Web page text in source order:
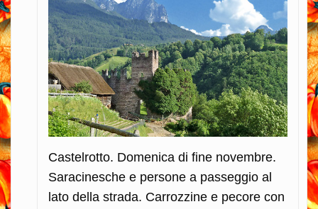
Castelrotto. Domenica di fine novembre.
Saracinesche e persone a passeggio al
lato della strada. Carrozzine e pecore con